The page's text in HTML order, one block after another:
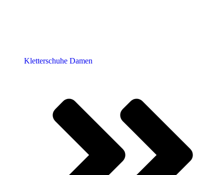
Kletterschuhe Damen